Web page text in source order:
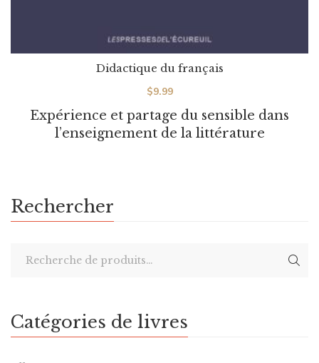
Expérience et partage du sensible dans
l’enseignement de la littérature
Didactique du français
$9.99
Rechercher
Catégories de livres